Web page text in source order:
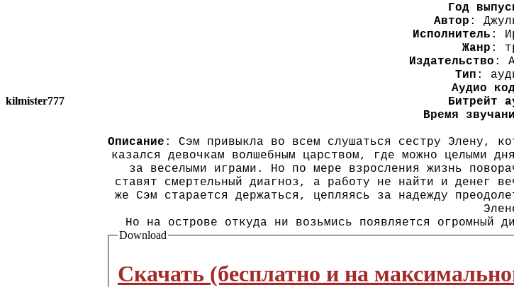
kilmister777
Год
Автор :
Исполнитель :
Жанр :
Издательство :
Тип :
Аудио
Битрейт
Время
Описание : Сэм привыкла во всем слушаться сестру Элену,
казался девочкам волшебным царством, где можно целыми
за веселыми играми. Но по мере взросления жизнь
ставят смертельный диагноз, а работу не найти и денег
же Сэм старается держаться, цепляясь за надежду
Но на острове откуда ни возьмись появляется огромный
Download
Скачать (бесплатно и на